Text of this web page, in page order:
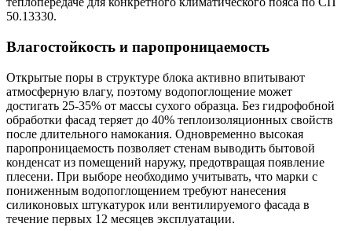
50.13330.
Влагостойкость и паропроницаемость
Открытые поры в структуре блока активно впитывают
атмосферную влагу, поэтому водопоглощение может
достигать 25-35% от массы сухого образца. Без гидрофобной
обработки фасад теряет до 40% теплоизоляционных свойств
после длительного намокания. Одновременно высокая
паропроницаемость позволяет стенам выводить бытовой
конденсат из помещений наружу, предотвращая появление
плесени. При выборе необходимо учитывать, что марки с
пониженным водопоглощением требуют нанесения
силиконовых штукатурок или вентилируемого фасада в
течение первых 12 месяцев эксплуатации.